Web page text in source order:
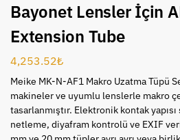
Bayonet Lensler İçin
Extension Tube
4,253.52₺
Meike MK-N-AF1 Makro Uzatma Tüpü
makineler ve uyumlu lenslerle makro
tasarlanmıştır. Elektronik kontak
netleme, diyafram kontrolü ve EXIF